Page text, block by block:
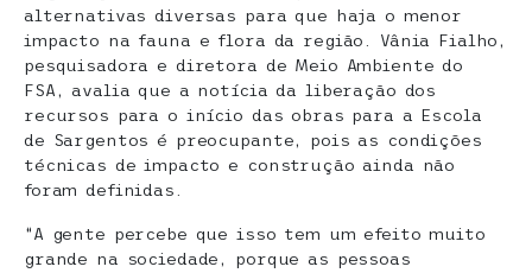
alternativas diversas para que haja o menor
impacto na fauna e flora da região. Vânia Fialho,
pesquisadora e diretora de Meio Ambiente do
FSA, avalia que a notícia da liberação dos
recursos para o início das obras para a Escola
de Sargentos é preocupante, pois as condições
técnicas de impacto e construção ainda não
foram definidas.
“A gente percebe que isso tem um efeito muito
grande na sociedade, porque as pessoas